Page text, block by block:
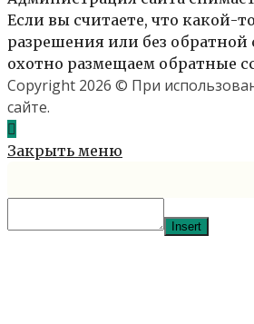
Если вы считаете, что какой-
разрешения или без обратной
охотно размещаем обратные
Copyright 2026 © При
сайте.
Закрыть меню
Insert